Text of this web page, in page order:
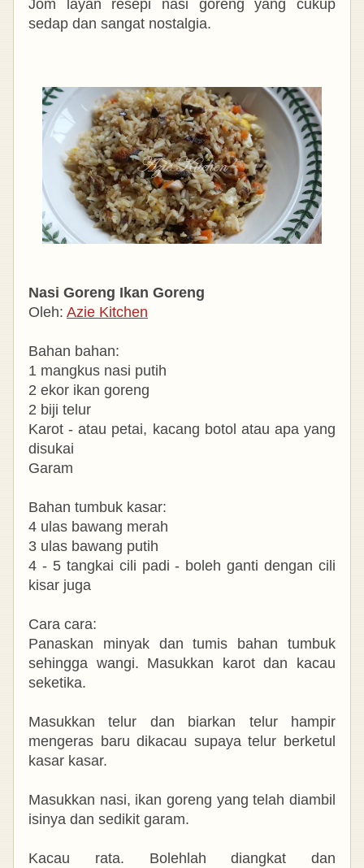
Jom layan resepi nasi goreng yang cukup
sedap dan sangat nostalgia.
Nasi Goreng Ikan Goreng
Oleh: Azie Kitchen
Bahan bahan:
1 mangkus nasi putih
2 ekor ikan goreng
2 biji telur
Karot - atau petai, kacang botol atau apa yang
disukai
Garam
Bahan tumbuk kasar:
4 ulas bawang merah
3 ulas bawang putih
4 - 5 tangkai cili padi - boleh ganti dengan cili
kisar juga
Cara cara:
Panaskan minyak dan tumis bahan tumbuk
sehingga wangi. Masukkan karot dan kacau
seketika.
Masukkan telur dan biarkan telur hampir
mengeras baru dikacau supaya telur berketul
kasar kasar.
Masukkan nasi, ikan goreng yang telah diambil
isinya dan sedikit garam.
Kacau rata. Bolehlah diangkat dan